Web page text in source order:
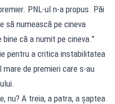
PNL-ul n-a propus. Păi
să numească pe cineva
că a numit pe cineva.”
pentru a critica instabilitatea
de premieri care s-au
nu? A treia, a patra, a șaptea